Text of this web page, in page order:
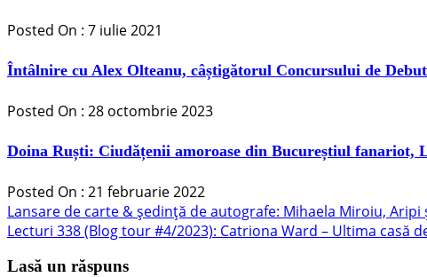
Posted On : 7 iulie 2021
Întâlnire cu Alex Olteanu, câștigătorul Concursului de
Posted On : 28 octombrie 2023
Doina Ruști: Ciudățenii amoroase din Bucureștiul fanariot,
Posted On : 21 februarie 2022
Navigare
în
articole
Articolul
anterior:
Lansare de carte & ședință de autografe: Mihaela Miroiu, Aripi
Articolul
Lecturi 338 (Blog tour #4/2023): Catriona Ward – Ultima casă
Lasă un răspuns